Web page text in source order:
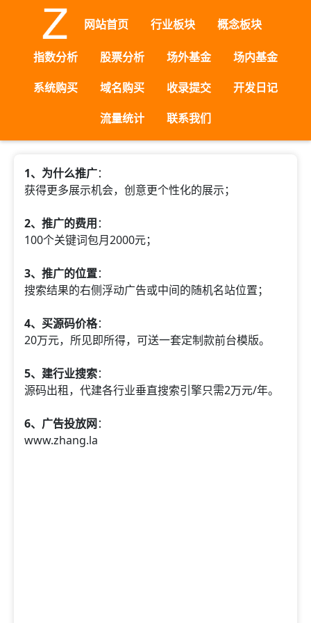
网站首页 行业板块 概念板块
指数分析 股票分析 场外基金
场内基金
系统购买
域名购买 收录提交
开发日记
流量统计
联系我们
1、为什么推广：
获得更多展示机会，创意更个性化的展示；
2、推广的费用：
100个关键词包月2000元；
3、推广的位置：
搜索结果的右侧浮动广告或中间的随机名站位置；
4、买源码价格：
20万元，所见即所得，可送一套定制款前台模版。
5、建行业搜索：
源码出租，代建各行业垂直搜索引擎只需2万元/年。
6、广告投放网：
www.zhang.la